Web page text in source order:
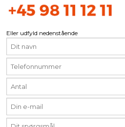
Eller udfyld nedenstående